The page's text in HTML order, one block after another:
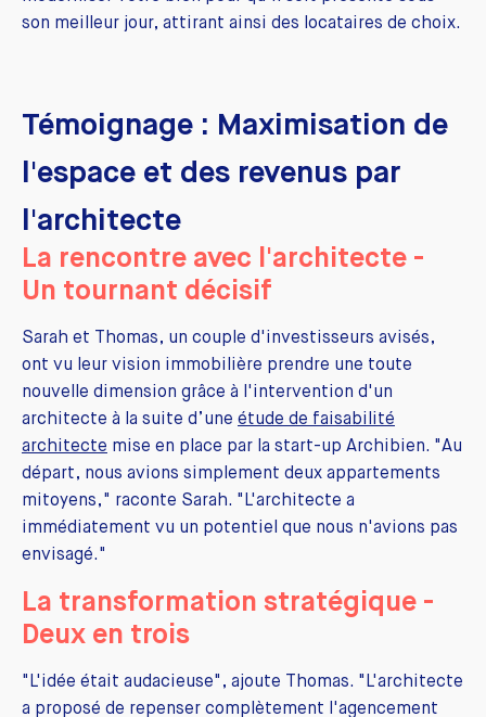
son meilleur jour, attirant ainsi des locataires de choix.
Témoignage : Maximisation de
l'espace et des revenus par
l'architecte
La rencontre avec l'architecte -
Un tournant décisif
Sarah et Thomas, un couple d'investisseurs avisés,
ont vu leur vision immobilière prendre une toute
nouvelle dimension grâce à l'intervention d'un
architecte à la suite d’une étude de faisabilité
architecte mise en place par la start-up Archibien. "Au
départ, nous avions simplement deux appartements
mitoyens," raconte Sarah. "L'architecte a
immédiatement vu un potentiel que nous n'avions pas
envisagé."
La transformation stratégique -
Deux en trois
"L'idée était audacieuse", ajoute Thomas. "L'architecte
a proposé de repenser complètement l'agencement